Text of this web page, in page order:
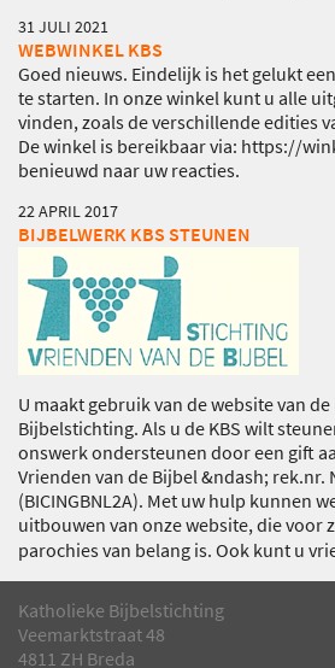
31 JULI 2021
WEBWINKEL KBS
Goed nieuws. Eindelijk is het gelukt
te starten. In onze winkel kunt u alle
vinden, zoals de verschillende edities
De winkel is bereikbaar via: https://
benieuwd naar uw reacties.
22 APRIL 2017
BIJBELWERK KBS STEUNEN
U maakt gebruik van de website van
Bijbelstichting. Als u de KBS wilt
onswerk ondersteunen door een gift
Vrienden van de Bijbel &ndash; rek.nr.
(BICINGBNL2A). Met uw hulp kunnen
uitbouwen van onze website, die voor
parochies van belang is. Ook kunt u
Katholieke Bijbelstichting
Veemarktstraat 48
4811 ZH Breda